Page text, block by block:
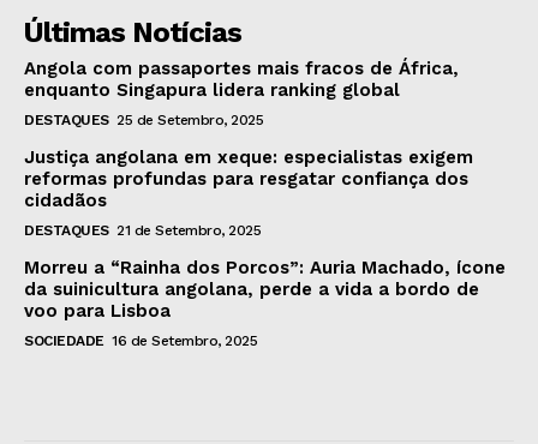
Últimas Notícias
Angola com passaportes mais fracos de África,
enquanto Singapura lidera ranking global
DESTAQUES 25 de Setembro, 2025
Justiça angolana em xeque: especialistas exigem
reformas profundas para resgatar confiança dos
cidadãos
DESTAQUES 21 de Setembro, 2025
Morreu a “Rainha dos Porcos”: Auria Machado, ícone
da suinicultura angolana, perde a vida a bordo de
voo para Lisboa
SOCIEDADE 16 de Setembro, 2025